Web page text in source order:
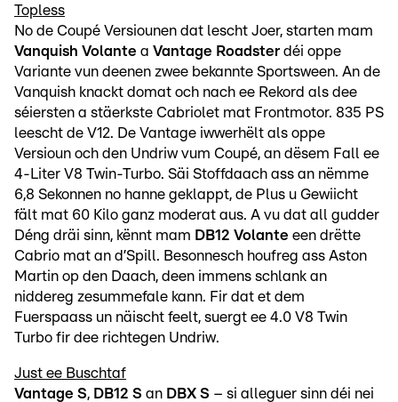
Topless
No de Coupé Versiounen dat lescht Joer, starten mam
Vanquish Volante a Vantage Roadster déi oppe
Variante vun deenen zwee bekannte Sportsween. An de
Vanquish knackt domat och nach ee Rekord als dee
séiersten a stäerkste Cabriolet mat Frontmotor. 835 PS
leescht de V12. De Vantage iwwerhëlt als oppe
Versioun och den Undriw vum Coupé, an dësem Fall ee
4-Liter V8 Twin-Turbo. Säi Stoffdaach ass an nëmme
6,8 Sekonnen no hanne geklappt, de Plus u Gewiicht
fält mat 60 Kilo ganz moderat aus. A vu dat all gudder
Déng dräi sinn, kënnt mam DB12 Volante een drëtte
Cabrio mat an d’Spill. Besonnesch houfreg ass Aston
Martin op den Daach, deen immens schlank an
niddereg zesummefale kann. Fir dat et dem
Fuerspaass un näischt feelt, suergt ee 4.0 V8 Twin
Turbo fir dee richtegen Undriw.
Just ee Buschtaf
Vantage S, DB12 S an DBX S – si alleguer sinn déi nei